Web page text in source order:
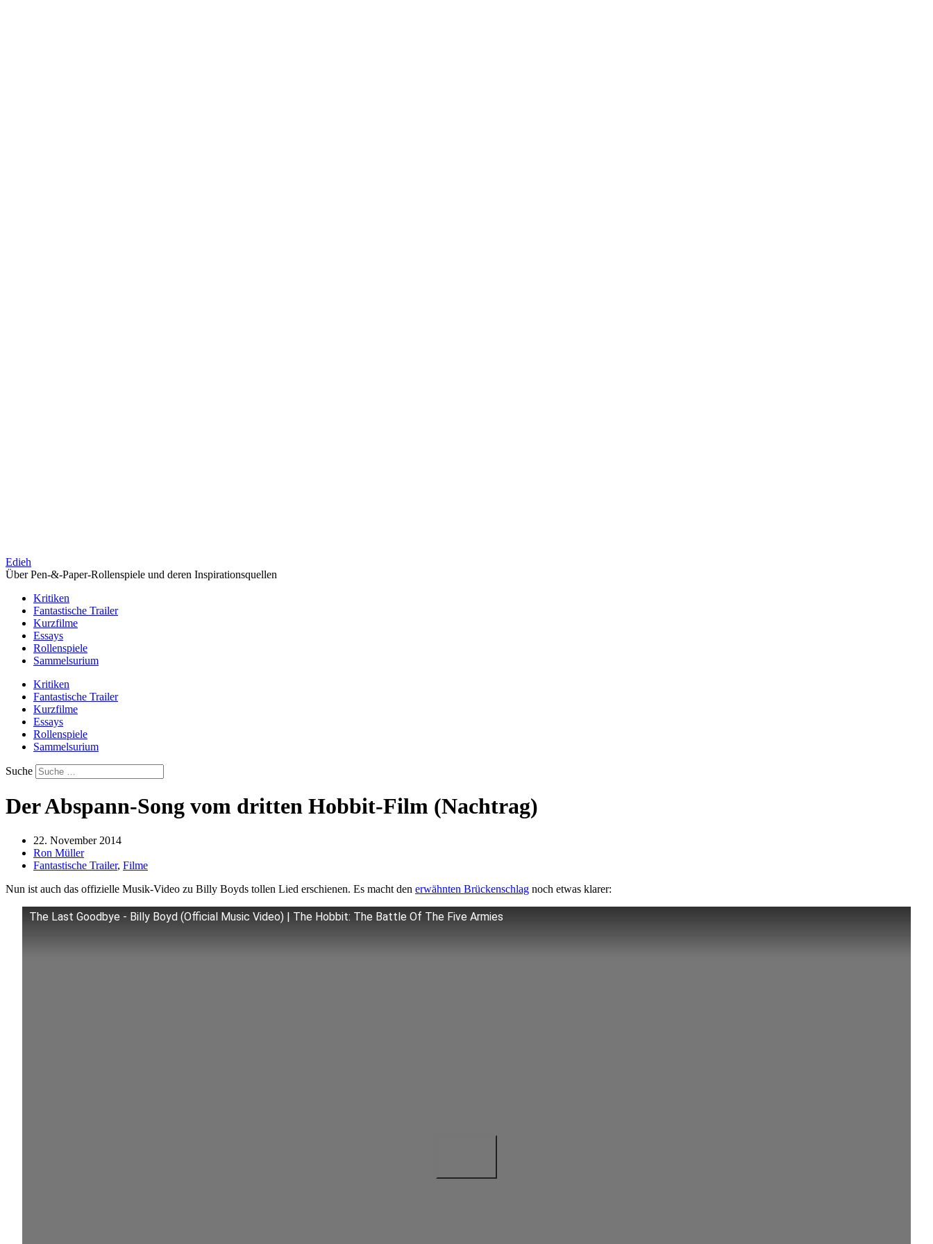
Edieh
Über Pen-&-Paper-Rollenspiele und deren Inspirationsquellen
Kritiken
Fantastische Trailer
Kurzfilme
Essays
Rollenspiele
Sammelsurium
Kritiken
Fantastische Trailer
Kurzfilme
Essays
Rollenspiele
Sammelsurium
Suche
Der Abspann-Song vom dritten Hobbit-Film (Nachtrag)
22. November 2014
Ron Müller
Fantastische Trailer, Filme
Nun ist auch das offizielle Musik-Video zu Billy Boyds tollen Lied erschienen. Es macht den erwähnten Brückenschlag noch etwas klarer:
The Last Goodbye - Billy Boyd (Official Music Video) | The Hobbit: The Battle Of The Five Armies